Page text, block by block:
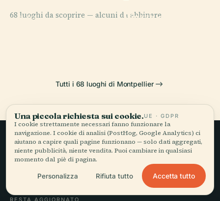
68 luoghi da scoprire — alcuni da abbinare.
PLACE
Piazza della
PLACE PLACE
Tutti i 68 luoghi di Montpellier
Viaggio lento,
raccontato bene.
RESTA AGGIORNATO
Una piccola richiesta sui cookie.UE · GDPR
I cookie strettamente necessari fanno funzionare la
navigazione. I cookie di analisi (PostHog, Google Analytics) ci
aiutano a capire quali pagine funzionano — solo dati aggregati,
niente pubblicità, niente vendita. Puoi cambiare in qualsiasi
momento dal piè di pagina.
Personalizza Rifiuta tutto Accetta tutto